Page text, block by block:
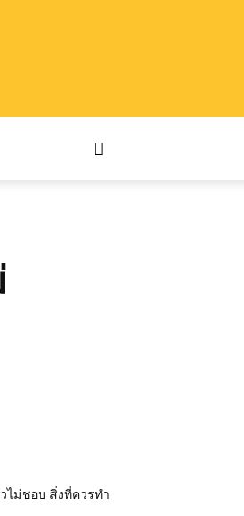
ไม่ชอบ สิ่งที่ควรทำ